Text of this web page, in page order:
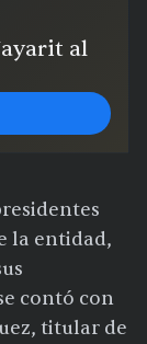
al
la entidad,
contó con
titular de